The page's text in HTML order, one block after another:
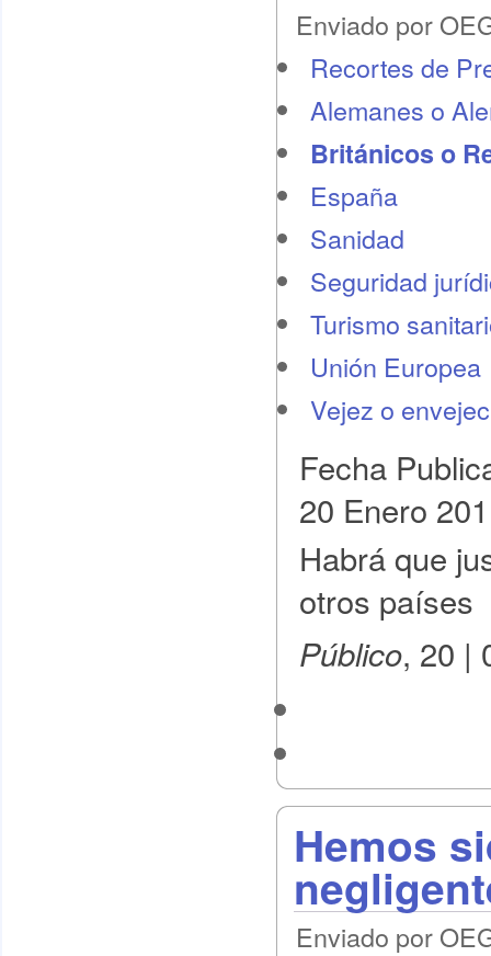
Enviado por
Recortes de
Alemanes o
Británicos o
España
Sanidad
Seguridad
Turismo
Unión Europea
Vejez o
Fecha
20 Enero
Habrá que
otros países
Público, 20 |
Hemos
Enviado por